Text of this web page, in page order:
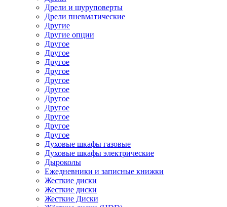
Дрели и шуруповерты
Дрели пневматические
Другие
Другие опции
Другое
Другое
Другое
Другое
Другое
Другое
Другое
Другое
Другое
Другое
Другое
Духовые шкафы газовые
Духовые шкафы электрические
Дыроколы
Ежедневники и записные книжки
Жесткие диски
Жесткие диски
Жесткие Диски